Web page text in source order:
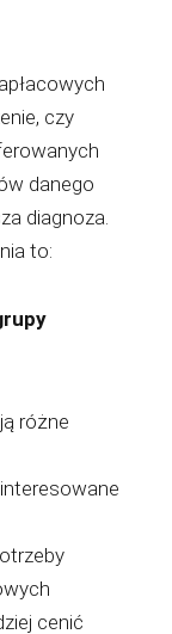
czy
danego
diagnoza.
to:
różne
cenić